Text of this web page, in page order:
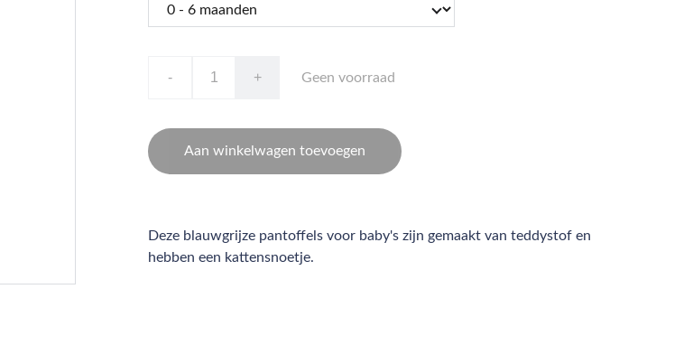
- + Geen voorraad
Aan winkelwagen toevoegen
Deze blauwgrijze pantoffels voor baby's zijn gemaakt van teddystof en
hebben een kattensnoetje.